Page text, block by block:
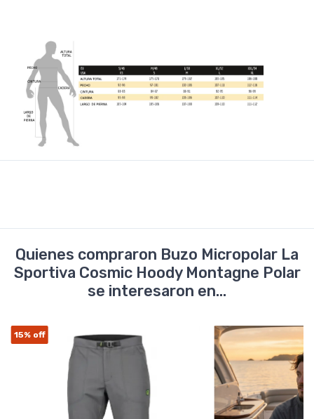
Quienes compraron Buzo Micropolar La
Sportiva Cosmic Hoody Montagne Polar
se interesaron en...
15% off